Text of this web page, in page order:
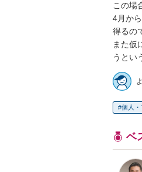
この場
4月か
得るの
また仮
うとい
個人・
ベ